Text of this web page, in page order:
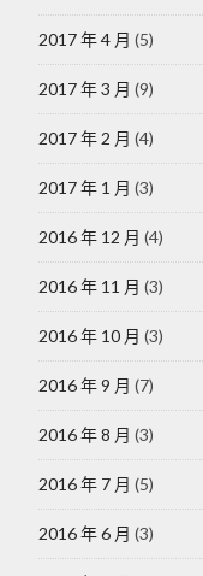
2017 年 4 月 (5)
2017 年 3 月 (9)
2017 年 2 月 (4)
2017 年 1 月 (3)
2016 年 12 月 (4)
2016 年 11 月 (3)
2016 年 10 月 (3)
2016 年 9 月 (7)
2016 年 8 月 (3)
2016 年 7 月 (5)
2016 年 6 月 (3)